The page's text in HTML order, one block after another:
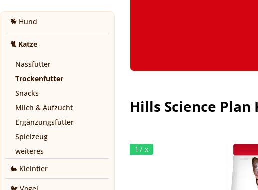
🐕 Hund
🐈 Katze
Nassfutter
Trockenfutter
Snacks
Milch & Aufzucht
Ergänzungsfutter
Spielzeug
weiteres
🐇 Kleintier
Hills Science
17 x